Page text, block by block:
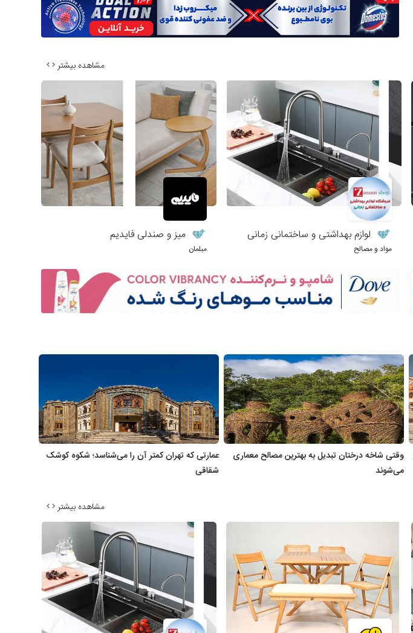
مشاهده بیشتر
لوازم بهداشتی و ساختمانی زمانی
مواد و مصالح
میز و صندلی فایدیم
مبلمان
وقتی ‌شاخه درختان تبدیل به بهترین مصالح معماری
می‌شوند
عمارتی که تهران کمتر آن را می‌شناسد؛ شکوه کوشک
شقاقی
مشاهده بیشتر